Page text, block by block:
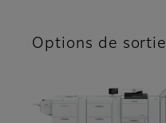
Options de sortie